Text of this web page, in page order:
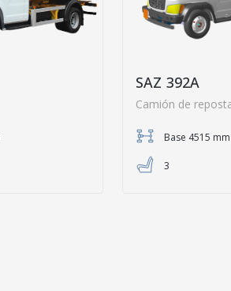
SAZ 392A
Camión de
Base 4515 mm
3